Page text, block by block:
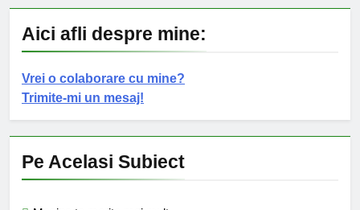
Aici afli despre mine:
Vrei o colaborare cu mine?
Trimite-mi un mesaj!
Pe Acelasi Subiect